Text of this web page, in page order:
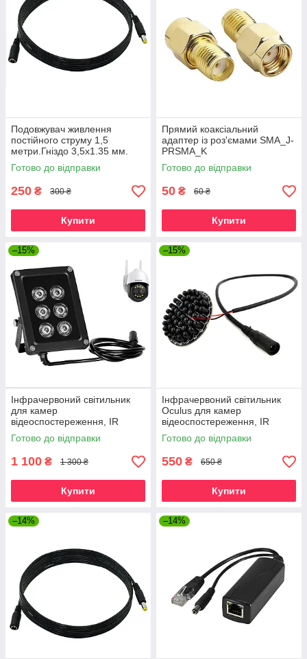
Подовжувач живлення
постійного струму 1,5
метри.Гніздо 3,5x1.35 мм.
Дріт для камер
відеоспостереження 5В
Готово до відправки
250 ₴ 300 ₴
Купити
Прямий коаксіальний
адаптер із роз'ємами SMA_J-
PRSMA_K
Готово до відправки
50 ₴ 60 ₴
Купити
–15%
Інфрачервоний світильник
для камер
відеоспостереження, IR
освітлювач нічного бачення
AZISHN LEDS-6B
Готово до відправки
1 100 ₴ 1 300 ₴
Купити
–15%
Інфрачервоний світильник
Oculus для камер
відеоспостереження, IR
освітлювач нічного бачення
850 нм
Готово до відправки
550 ₴ 650 ₴
Купити
–14% –14%